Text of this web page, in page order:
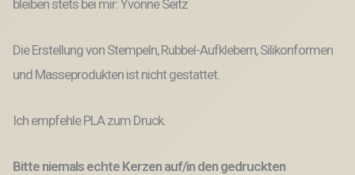
bleiben stets bei mir: Yvonne Seitz
Die Erstellung von Stempeln, Rubbel-Aufklebern, Silikonformen
und Masseprodukten ist nicht gestattet.
Ich empfehle PLA zum Druck.
Bitte niemals echte Kerzen auf/in den gedruckten